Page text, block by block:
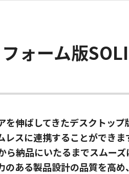
ォーム版
伸ばしてきたデスクトッ
スに連携することができ
納品にいたるまでスムー
ある製品設計の品質を高